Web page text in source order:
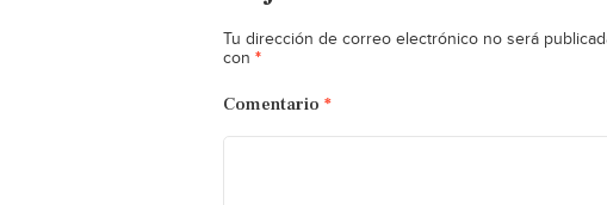
Tu dirección de correo electrónico no será
con *
Comentario *